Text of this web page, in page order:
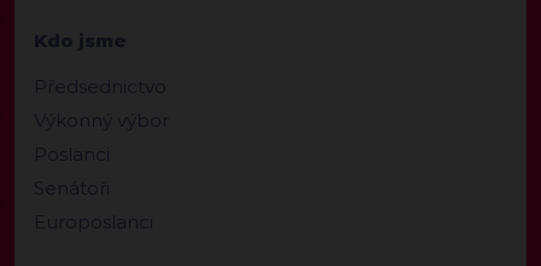
Kdo jsme
Předsednictvo
Výkonný výbor
Poslanci
Senátoři
Europoslanci